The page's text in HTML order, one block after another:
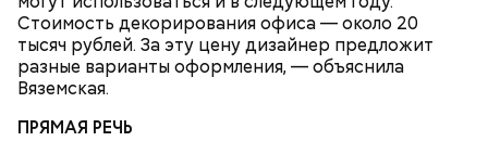
Стоимость декорирования офиса — около 20
тысяч рублей. За эту цену дизайнер предложит
разные варианты оформления, — объяснила
Вяземская.
ПРЯМАЯ РЕЧЬ